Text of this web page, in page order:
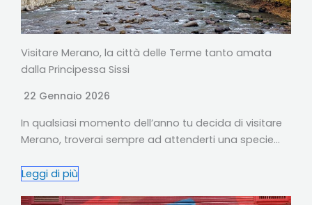
Visitare Merano, la città delle Terme tanto amata
dalla Principessa Sissi
22 Gennaio 2026
In qualsiasi momento dell’anno tu decida di visitare
Merano, troverai sempre ad attenderti una specie…
Leggi di più